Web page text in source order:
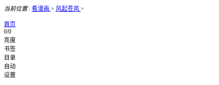
当前位置: 看漫画 > 风起苍岚 >
首页
0/0
亮度
书签
目录
自动
设置